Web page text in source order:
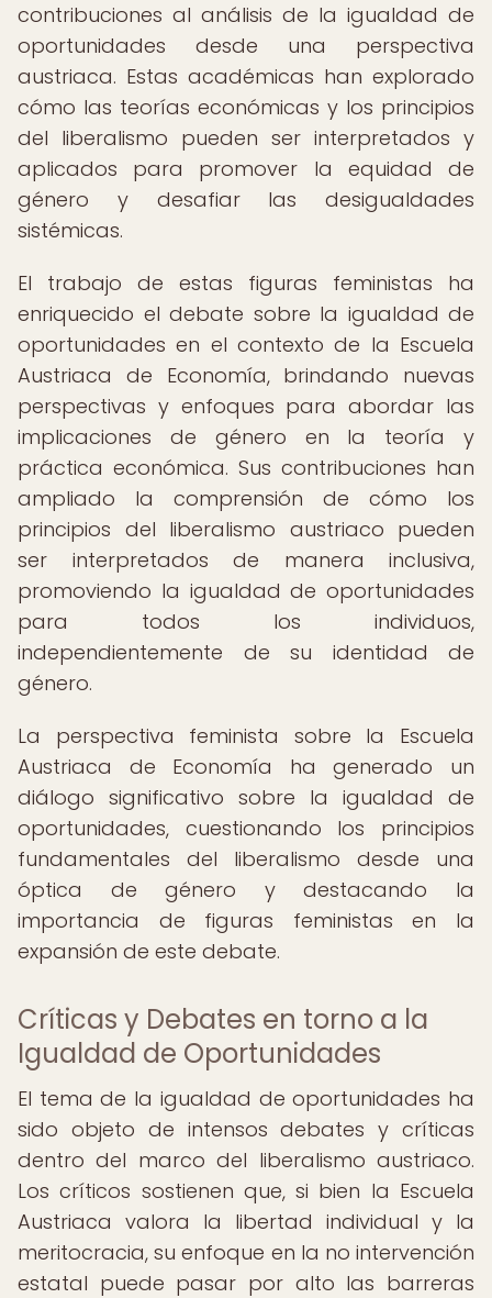
contribuciones al análisis de la igualdad de
oportunidades desde una perspectiva
austriaca. Estas académicas han explorado
cómo las teorías económicas y los principios
del liberalismo pueden ser interpretados y
aplicados para promover la equidad de
género y desafiar las desigualdades
sistémicas.
El trabajo de estas figuras feministas ha
enriquecido el debate sobre la igualdad de
oportunidades en el contexto de la Escuela
Austriaca de Economía, brindando nuevas
perspectivas y enfoques para abordar las
implicaciones de género en la teoría y
práctica económica. Sus contribuciones han
ampliado la comprensión de cómo los
principios del liberalismo austriaco pueden
ser interpretados de manera inclusiva,
promoviendo la igualdad de oportunidades
para todos los individuos,
independientemente de su identidad de
género.
La perspectiva feminista sobre la Escuela
Austriaca de Economía ha generado un
diálogo significativo sobre la igualdad de
oportunidades, cuestionando los principios
fundamentales del liberalismo desde una
óptica de género y destacando la
importancia de figuras feministas en la
expansión de este debate.
Críticas y Debates en torno a la
Igualdad de Oportunidades
El tema de la igualdad de oportunidades ha
sido objeto de intensos debates y críticas
dentro del marco del liberalismo austriaco.
Los críticos sostienen que, si bien la Escuela
Austriaca valora la libertad individual y la
meritocracia, su enfoque en la no intervención
estatal puede pasar por alto las barreras